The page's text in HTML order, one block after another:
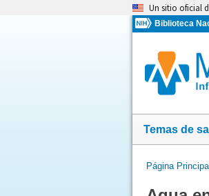
Un sitio oficial
Biblioteca
Temas de
Usted
Página Principal